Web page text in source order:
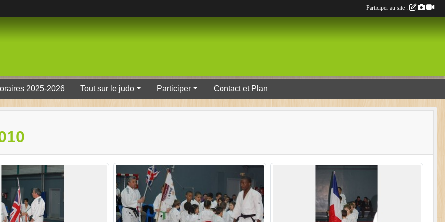
2025-2026 Tout sur le judo Participer Contact et Plan
Participer au site :